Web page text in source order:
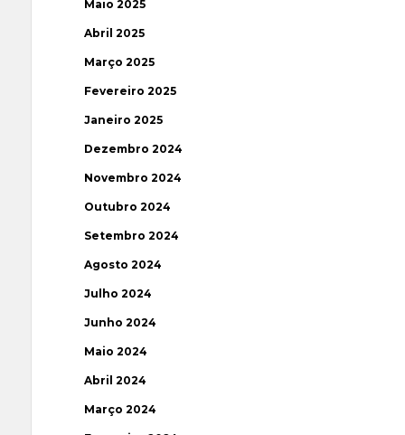
Maio 2025
Abril 2025
Março 2025
Fevereiro 2025
Janeiro 2025
Dezembro 2024
Novembro 2024
Outubro 2024
Setembro 2024
Agosto 2024
Julho 2024
Junho 2024
Maio 2024
Abril 2024
Março 2024